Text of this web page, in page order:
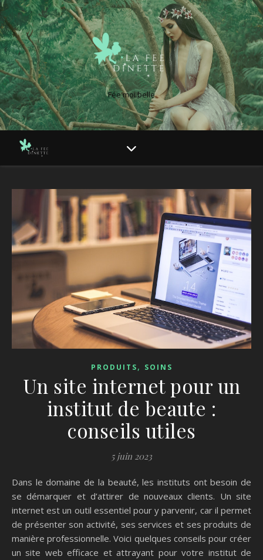
Fée moi belle
PRODUITS, SOINS
Un site internet pour un
institut de beaute :
conseils utiles
5 juin 2023
Dans le domaine de la beauté, les instituts ont besoin de
se démarquer et d’attirer de nouveaux clients. Un site
internet est un outil essentiel pour y parvenir, car il permet
de présenter son activité, ses services et ses produits de
manière professionnelle. Voici quelques conseils pour créer
un site web efficace et attrayant pour votre institut de